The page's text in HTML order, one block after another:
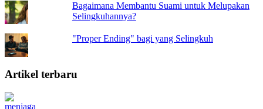
Bagaimana Membantu Suami untuk Melupakan
Selingkuhannya?
"Proper Ending" bagi yang Selingkuh
Artikel terbaru